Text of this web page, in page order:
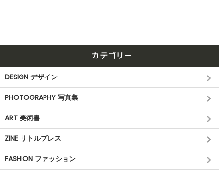
カテゴリー
DESIGN デザイン
PHOTOGRAPHY 写真集
ART 美術書
ZINE リトルプレス
FASHION ファッション